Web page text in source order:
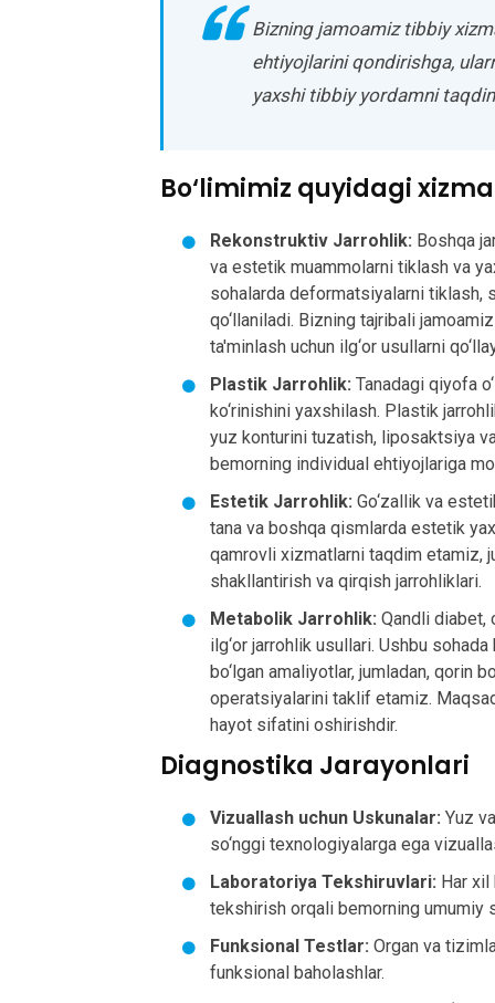
Bizning jamoamiz tibbiy
ehtiyojlarini qondirishga,
yaxshi tibbiy yordamni
Bo‘limimiz quyidagi
Rekonstruktiv Jarrohlik: Boshqa
va estetik muammolarni tiklash va
sohalarda deformatsiyalarni tiklash,
qo‘llaniladi. Bizning tajribali
ta'minlash uchun ilg‘or usullarni
Plastik Jarrohlik: Tanadagi qiyofa
ko‘rinishini yaxshilash. Plastik
yuz konturini tuzatish, liposaktsiya
bemorning individual ehtiyojlariga
Estetik Jarrohlik: Go‘zallik va
tana va boshqa qismlarda estetik
qamrovli xizmatlarni taqdim etamiz,
shakllantirish va qirqish jarrohliklari.
Metabolik Jarrohlik: Qandli diabet,
ilg‘or jarrohlik usullari. Ushbu
bo‘lgan amaliyotlar, jumladan, qorin
operatsiyalarini taklif etamiz.
hayot sifatini oshirishdir.
Diagnostika Jarayonlari
Vizuallash uchun Uskunalar: Yuz
so‘nggi texnologiyalarga ega
Laboratoriya Tekshiruvlari: Har xil
tekshirish orqali bemorning umumiy
Funksional Testlar: Organ va
funksional baholashlar.